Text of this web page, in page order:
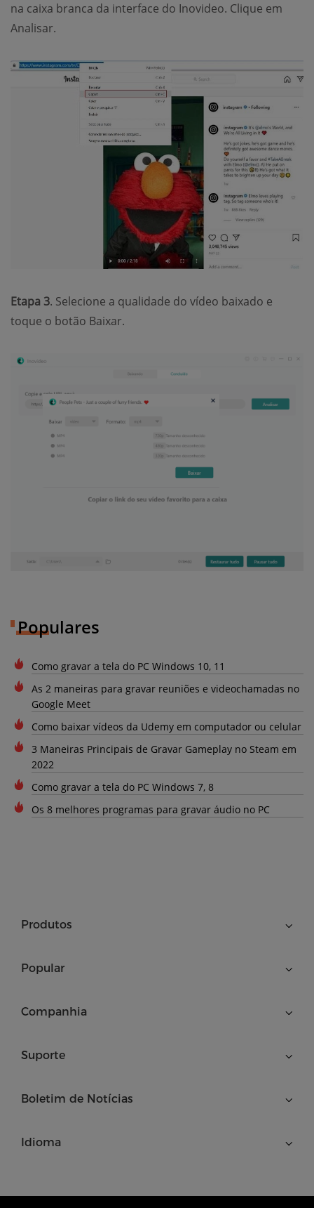
na caixa branca da interface do Inovideo. Clique em
Analisar.
Etapa 3. Selecione a qualidade do vídeo baixado e
toque o botão Baixar.
Populares
Como gravar a tela do PC Windows 10, 11
As 2 maneiras para gravar reuniões e videochamadas no
Google Meet
Como baixar vídeos da Udemy em computador ou celular
3 Maneiras Principais de Gravar Gameplay no Steam em
2022
Como gravar a tela do PC Windows 7, 8
Os 8 melhores programas para gravar áudio no PC
Produtos
Popular
Companhia
Suporte
Boletim de Notícias
Idioma